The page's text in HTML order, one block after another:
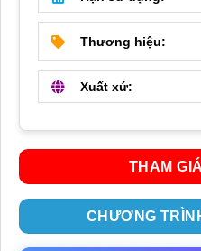
Thương hiệu:
Xuất xứ:
THAM
CHƯƠNG